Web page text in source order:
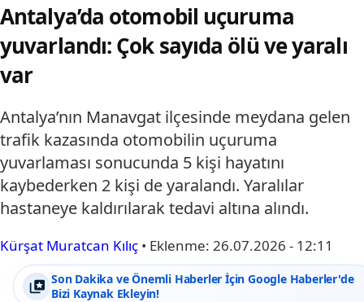
Antalya’da otomobil uçuruma
yuvarlandı: Çok sayıda ölü ve yaralı
var
Antalya’nın Manavgat ilçesinde meydana gelen
trafik kazasında otomobilin uçuruma
yuvarlaması sonucunda 5 kişi hayatını
kaybederken 2 kişi de yaralandı. Yaralılar
hastaneye kaldırılarak tedavi altına alındı.
Kürşat Muratcan Kılıç • Eklenme: 26.07.2026 - 12:11
Son Dakika ve Önemli Haberler İçin Google Haberler'de
Bizi Kaynak Ekleyin!